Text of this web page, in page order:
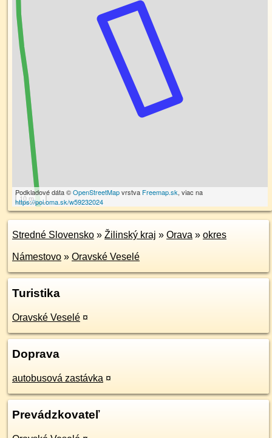
10 m
Podkladové dáta ©OpenStreetMapvrstva Freemap.sk, viac na
https://poi.oma.sk/w59232024
Stredné Slovensko » Žilinský kraj » Orava » okres
Námestovo » Oravské Veselé
Turistika
Oravské Veselé ¤
Doprava
autobusová zastávka ¤
Prevádzkovateľ